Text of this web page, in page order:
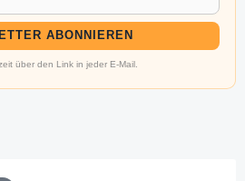
ABONNIEREN
über den Link in jeder E-Mail.